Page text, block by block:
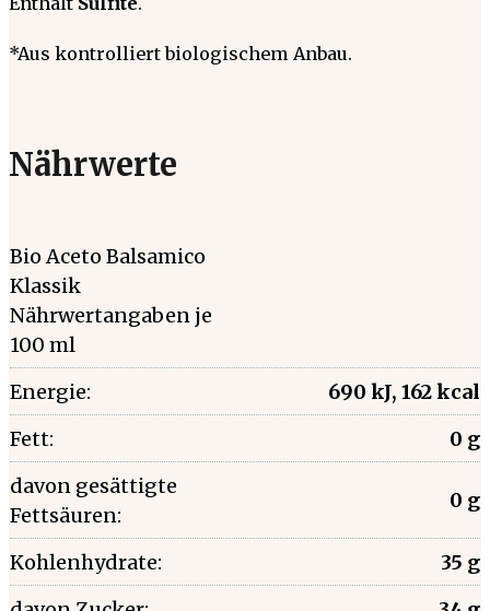
*Aus kontrolliert biologischem Anbau.
Nährwerte
Bio Aceto Balsamico
Klassik
Nährwertangaben je
100 ml
Energie:
690 kJ, 162 kcal
Fett:
0 g
davon gesättigte
Fettsäuren:
0 g
Kohlenhydrate:
35 g